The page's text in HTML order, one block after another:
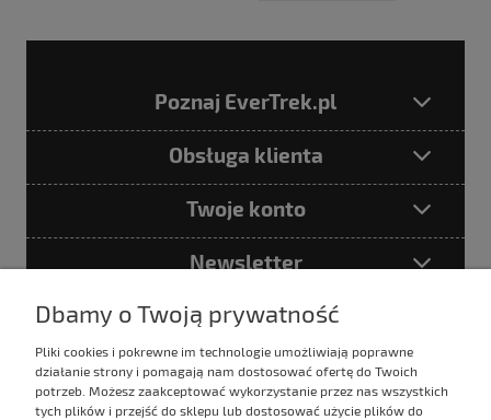
Poznaj EverTrek.pl
Obsługa klienta
Twoje konto
Newsletter
Podając adres e-mail akceptujesz
Politykę prywatności
Dbamy o Twoją prywatność
Pliki cookies i pokrewne im technologie umożliwiają poprawne
działanie strony i pomagają nam dostosować ofertę do Twoich
potrzeb. Możesz zaakceptować wykorzystanie przez nas wszystkich
tych plików i przejść do sklepu lub dostosować użycie plików do